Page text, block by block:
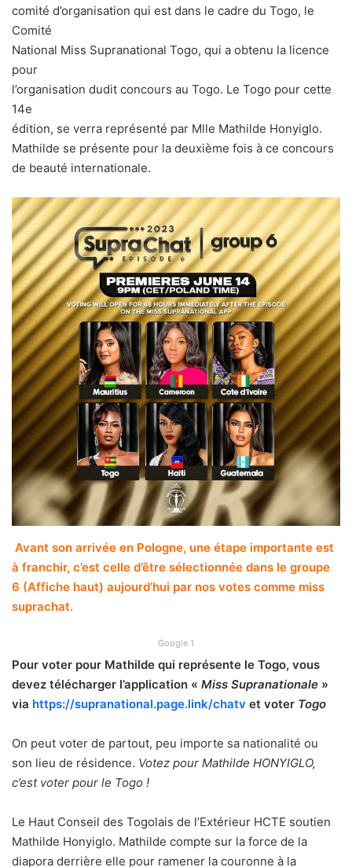
comité d’organisation qui est dans le cadre du Togo, le
Comité
National Miss Supranational Togo, qui a obtenu la licence
pour
l’organisation dudit concours au Togo. Le Togo pour cette
14e
édition, se verra représenté par Mlle Mathilde Honyiglo.
Mathilde se présente pour la deuxième fois à ce concours
de beauté internationale.
Avant son arrivée en Pologne, une étape importante est
à franchir, c’est celle d’être sélectionnée dans le groupe
6 (Affiche haut) aujourd’hui par nos votes comme miss
suprachat.
Google 1
Pour voter pour Mathilde qui représente le Togo, vous
devez télécharger l’application « Miss Supranationale »
via https://supranational.page.link/chatv et voter Togo
On peut voter de partout, peu importe sa nationalité ou
son lieu de résidence. Votez pour Mathilde HONYIGLO,
c’est voter pour le Togo !
Le Haut Conseil des Togolais de l’Extérieur HCTE soutien
Mathilde Honyiglo. Mathilde compte sur la force de la
diapora derrière elle pour ramener la couronne à la